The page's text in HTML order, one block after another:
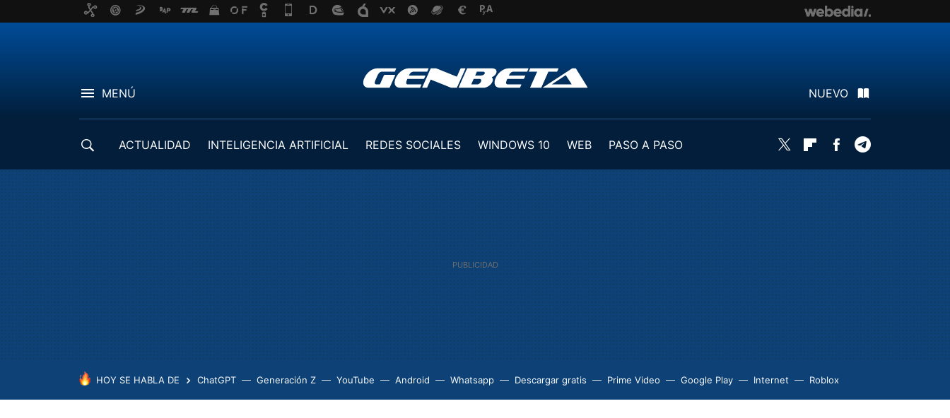
MENÚ NUEVO
ACTUALIDAD INTELIGENCIA ARTIFICIAL REDES SOCIALES WINDOWS 10 WEB
PASO A PASO
Twitter FlipboardFacebook
HOY SE HABLA DE ChatGPT Generación Z YouTube Android Whatsapp Descargar gratis Prime Video Google Play Internet Roblox